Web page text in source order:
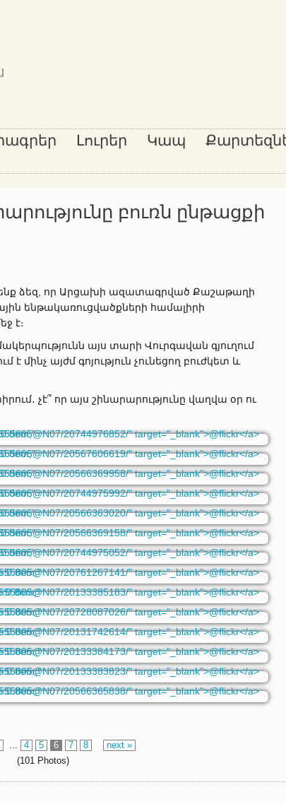
Լուրեր Կապ
բուռն ընթացքի
ենք ձեզ, որ Արցախի ազատագրված Քաշաթաղի
ենթակառուցվածքների համալիրի
է։
այս տարի Վուրգավան գյուղում
մինչ այժմ գոյություն չունեցող բուժկետ և
չէ՞ որ այս շինարարությունը վաղվա օր ու
... 4 5 6 7 8
next »
(101 Photos)